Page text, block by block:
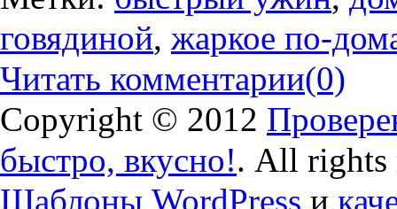
говядиной, жаркое по-
Читать комментарии(0)
Copyright © 2012
быстро, вкусно!. All rights
Шаблоны WordPress и